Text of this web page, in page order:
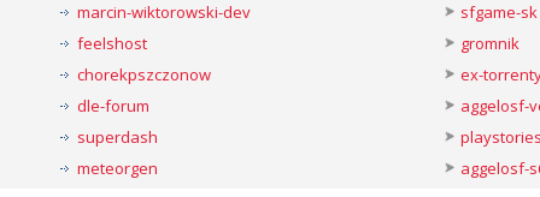
marcin-wiktorowski-dev
feelshost
chorekpszczonow
dle-forum
superdash
meteorgen
sfgame-sk
gromnik
ex-
aggelosf-
aggelosf-